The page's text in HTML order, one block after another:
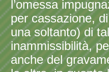
l’omessa
per cassazione,
una soltanto) di
inammissibilità,
anche del